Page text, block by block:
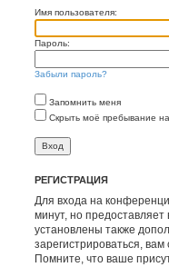
Имя пользователя:
Пароль:
Забыли пароль?
Запомнить меня
Скрыть моё пребывание
РЕГИСТРАЦИЯ
Для входа на
минут, но
установлены также
зарегистрироваться,
Помните, что ваше